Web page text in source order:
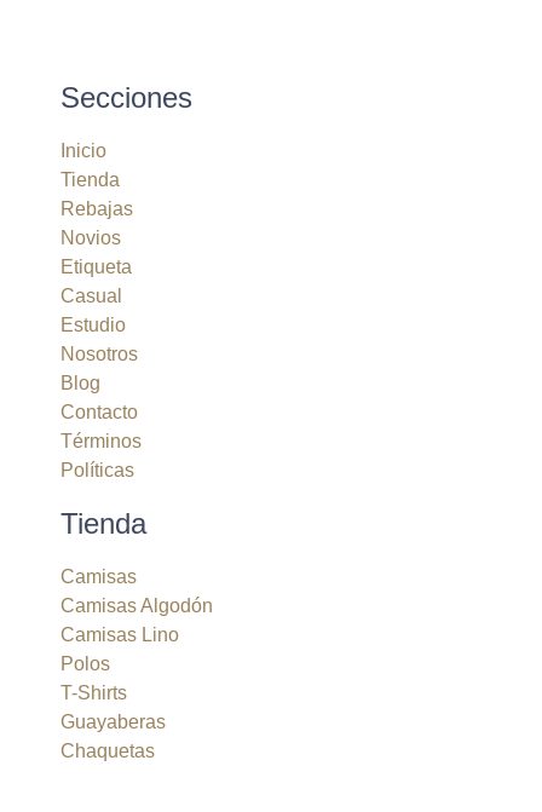
Secciones
Inicio
Tienda
Rebajas
Novios
Etiqueta
Casual
Estudio
Nosotros
Blog
Contacto
Términos
Políticas
Tienda
Camisas
Camisas Algodón
Camisas Lino
Polos
T-Shirts
Guayaberas
Chaquetas